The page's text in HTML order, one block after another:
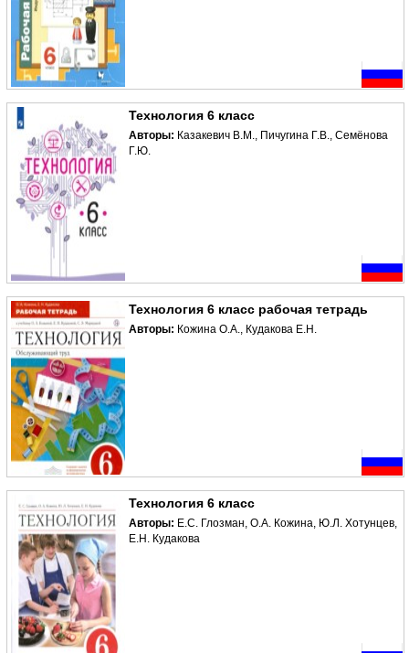
Технология 6 класс
Авторы: Казакевич В.М., Пичугина Г.В., Семёнова
Г.Ю.
Технология 6 класс рабочая тетрадь
Авторы: Кожина О.А., Кудакова Е.Н.
Технология 6 класс
Авторы: Е.С. Глозман, О.А. Кожина, Ю.Л. Хотунцев,
Е.Н. Кудакова